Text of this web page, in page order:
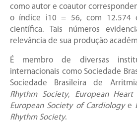
como autor e coautor
o índice i10 = 56, com 12.574
científica. Tais números
relevância de sua produção
É membro de diversas
internacionais como Sociedade
Sociedade Brasileira de
Rhythm Society, European
European Society of Cardiologye
Rhythm Society.